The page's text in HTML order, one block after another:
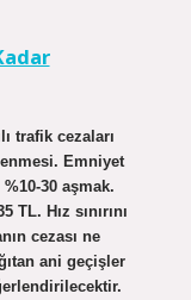
trafik cezaları
Emniyet
%10-30 aşmak.
TL. Hız sınırını
cezası ne
ani geçişler